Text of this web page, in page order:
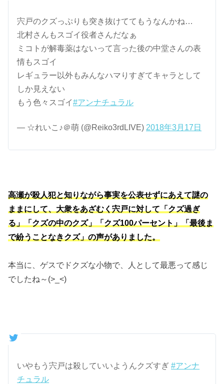
宍戸のクズっぷりも突き抜けててもうなんかね…
北村さんもスゴイ役者さんだなぁ
ミコトが解毒薬はないって言った後の中堂さんの表
情もスゴイ
レギュラー以外もみんなハマりすぎてキャラとして
しか見えない
もう色々スゴイ#アンナチュラル
— ☆れいこ♪＠萌 (@Reiko3rdLIVE) 2018年3月17日
高瀬が殺人犯と知りながら事実を公表せずにあえて謎の
ままにして、大衆をあざむく宍戸に対して「クズ過ぎ
る」「クズの中のクズ」「クズ100パーセント」「最後ま
で紛うことなきクズ」の声がありました。
本当に、ゲスでドクズな小物で、人として最悪って感じ
でしたね～(>_<)
いやもう宍戸は殺していいようんクズすぎ#アンナ
チュラル